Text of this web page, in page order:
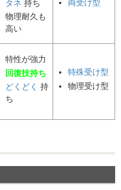
タネ 持ち
物理耐久も
高い
両受け型
特性が強力
回復技持ち
どくどく 持
ち
特殊受け型
物理受け型